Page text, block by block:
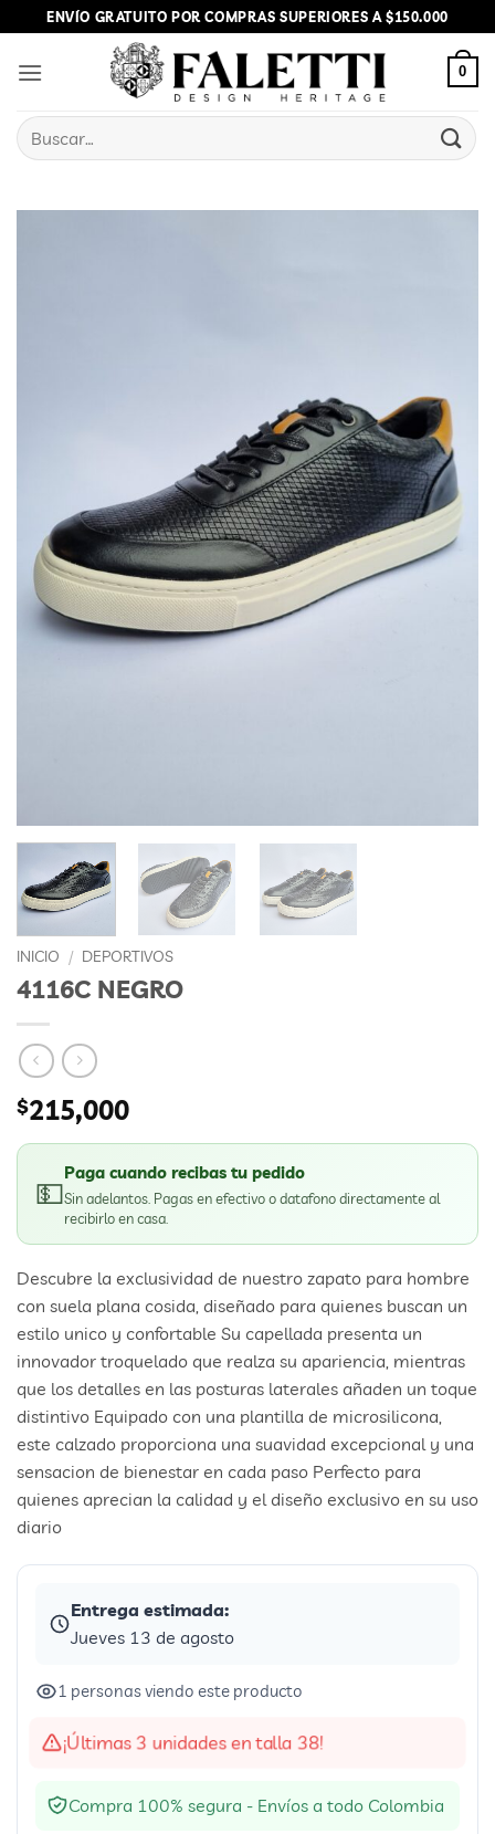
to
content
ENVÍO GRATUITO POR COMPRAS SUPERIORES A $150.000
0
Buscar
por:
INICIO / DEPORTIVOS
4116C NEGRO
$215,000
💵
Paga cuando recibas tu pedido
Sin adelantos. Pagas en efectivo o datafono directamente al
recibirlo en casa.
Descubre la exclusividad de nuestro zapato para hombre
con suela plana cosida, diseñado para quienes buscan un
estilo unico y confortable Su capellada presenta un
innovador troquelado que realza su apariencia, mientras
que los detalles en las posturas laterales añaden un toque
distintivo Equipado con una plantilla de microsilicona,
este calzado proporciona una suavidad excepcional y una
sensacion de bienestar en cada paso Perfecto para
quienes aprecian la calidad y el diseño exclusivo en su uso
diario
Entrega estimada:
Jueves 13 de agosto
1 personas viendo este producto
¡Últimas 3 unidades en talla 38!
Compra 100% segura - Envíos a todo Colombia